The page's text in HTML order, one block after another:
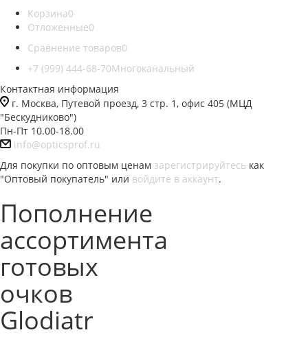
Корзина0
Отложенные0
Сравнение товаров0
+7 (999) 444-68-70Многоканальный
Контактная информация
г. Москва, Путевой проезд, 3 стр. 1, офис 405 (МЦД
"Бескудниково")
Пн-Пт 10.00-18.00
info@opticsprof.ru
Для покупки по оптовым ценам зарегистрируйтесь как
"Оптовый покупатель" или войдите в аккаунт.
Пополнение
ассортимента
готовых
очков
Glodiatr